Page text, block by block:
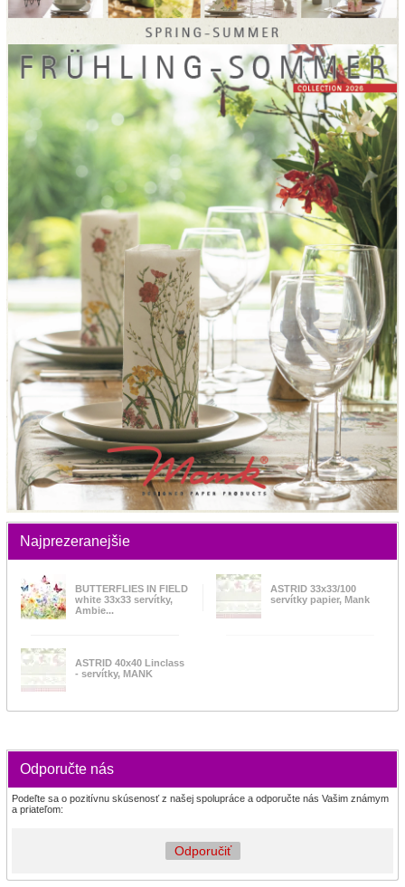
Najprezeranejšie
BUTTERFLIES IN FIELD
white 33x33 servítky,
Ambie...
ASTRID 33x33/100
servítky papier, Mank
ASTRID 40x40 Linclass
- servítky, MANK
Odporučte nás
Podeľte sa o pozitívnu skúsenosť z našej spolupráce a odporučte nás Vašim známym
a priateľom:
Odporučiť